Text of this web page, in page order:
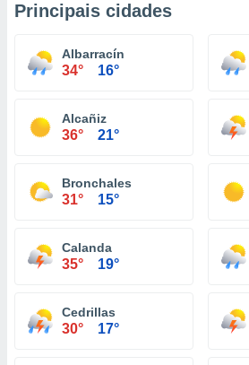
Principais cidades
Albarracín
34° 16°
Alcañiz
36° 21°
Bronchales
31° 15°
Calanda
35° 19°
Cedrillas
30° 17°